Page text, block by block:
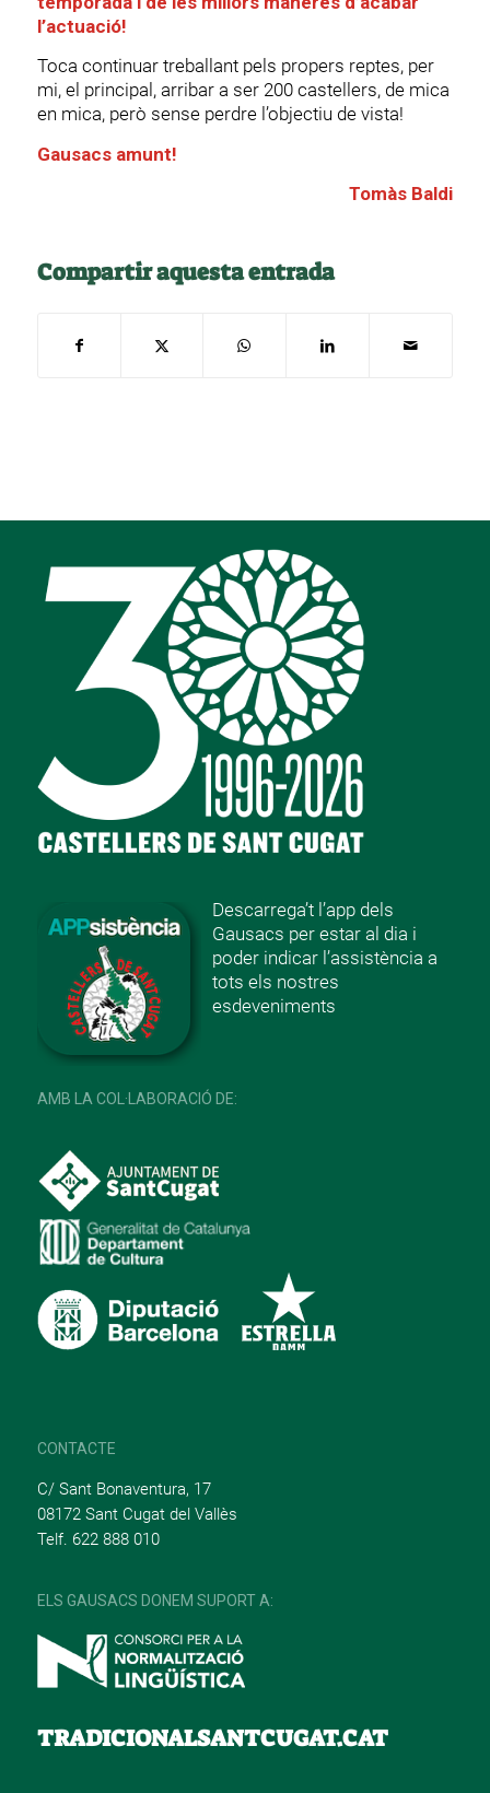
l’actuació!
Toca continuar treballant pels propers reptes, per
mi, el principal, arribar a ser 200 castellers, de mica
en mica, però sense perdre l’objectiu de vista!
Gausacs amunt!
Tomàs Baldi
Compartir aquesta entrada
Descarrega’t l’app dels
Gausacs per estar al dia i
poder indicar l’assistència a
tots els nostres
esdeveniments
AMB LA COL·LABORACIÓ DE:
CONTACTE
C/ Sant Bonaventura, 17
08172 Sant Cugat del Vallès
Telf. 622 888 010
ELS GAUSACS DONEM SUPORT A:
TRADICIONALSANTCUGAT.CAT